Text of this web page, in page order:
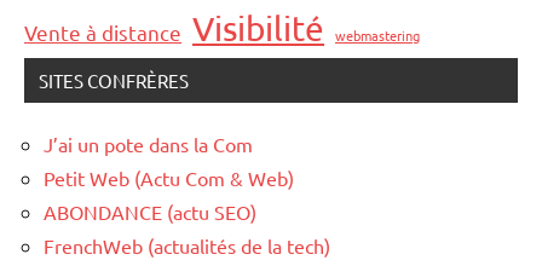
Vente à distance Visibilité webmastering
SITES CONFRÈRES
J’ai un pote dans la Com
Petit Web (Actu Com & Web)
ABONDANCE (actu SEO)
FrenchWeb (actualités de la tech)